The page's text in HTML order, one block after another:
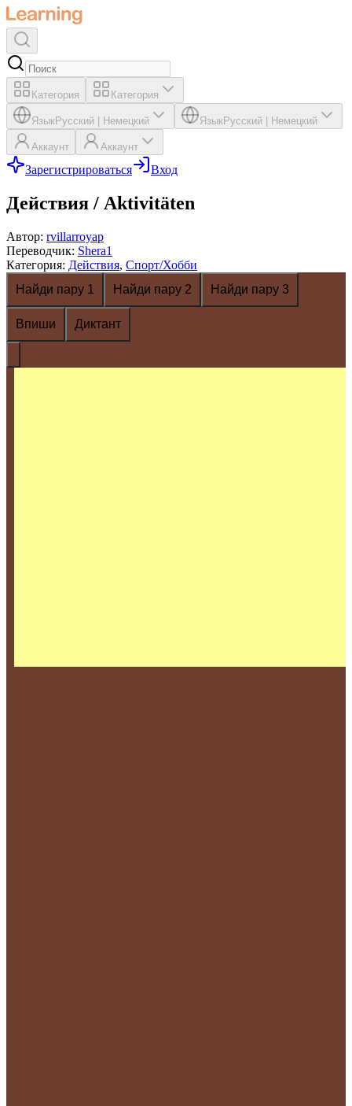
Категория Категория
ЯзыкРусский Немецкий ЯзыкРусский Немецкий
Аккаунт Аккаунт
Зарегистрироваться Вход
Действия / Aktivitäten
Автор: rvillarroyap
Переводчик: Shera1
Категория: Действия, Спорт/Хобби
Найди пару 1
Найди пару 2 Найди пару 3
Впиши Диктант